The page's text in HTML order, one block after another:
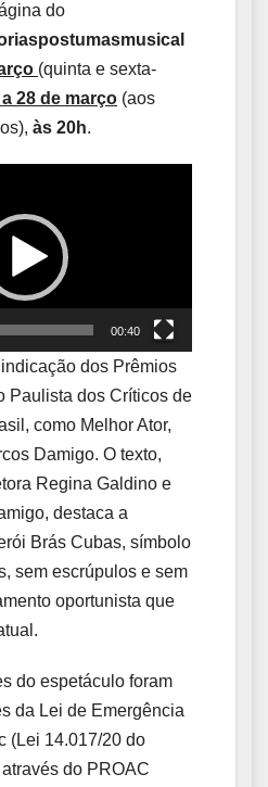
do
(quinta e sexta-
28 de março (aos
às 20h.
00:40
dos Prêmios
Paulista dos Críticos de
como Melhor Ator,
Damigo. O texto,
Regina Galdino e
destaca a
Brás Cubas, símbolo
sem escrúpulos e sem
oportunista que
do espetáculo foram
da Lei de Emergência
(Lei 14.017/20 do
do PROAC